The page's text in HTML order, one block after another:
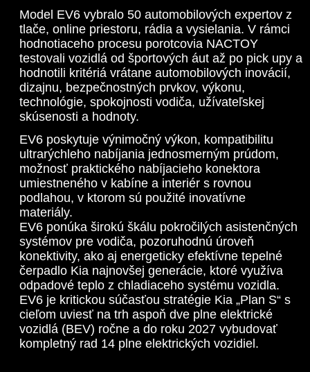
Model EV6 vybralo 50 automobilových expertov z
tlače, online priestoru, rádia a vysielania. V rámci
hodnotiaceho procesu porotcovia NACTOY
testovali vozidlá od športových áut až po pick upy a
hodnotili kritériá vrátane automobilových inovácií,
dizajnu, bezpečnostných prvkov, výkonu,
technológie, spokojnosti vodiča, užívateľskej
skúsenosti a hodnoty.
EV6 poskytuje výnimočný výkon, kompatibilitu
ultrarýchleho nabíjania jednosmerným prúdom,
možnosť praktického nabíjacieho konektora
umiestneného v kabíne a interiér s rovnou
podlahou, v ktorom sú použité inovatívne
materiály.
EV6 ponúka širokú škálu pokročilých asistenčných
systémov pre vodiča, pozoruhodnú úroveň
konektivity, ako aj energeticky efektívne tepelné
čerpadlo Kia najnovšej generácie, ktoré využíva
odpadové teplo z chladiaceho systému vozidla.
EV6 je kritickou súčasťou stratégie Kia „Plan S“ s
cieľom uviesť na trh aspoň dve plne elektrické
vozidlá (BEV) ročne a do roku 2027 vybudovať
kompletný rad 14 plne elektrických vozidiel.